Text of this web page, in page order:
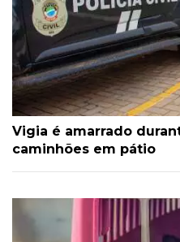
Vigia é amarrado
caminhões em pátio